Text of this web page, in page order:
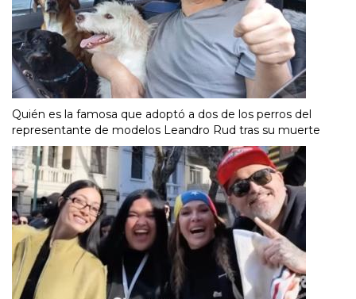
Quién es la famosa que adoptó a dos de los perros del
representante de modelos Leandro Rud tras su muerte